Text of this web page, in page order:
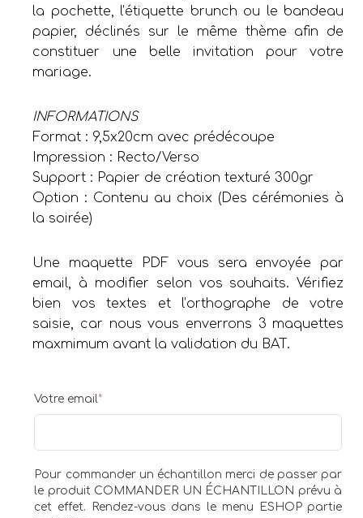
la pochette, l’étiquette brunch ou le bandeau
papier, déclinés sur le même thème afin de
constituer une belle invitation pour votre
mariage.
INFORMATIONS
Format : 9,5x20cm avec prédécoupe
Impression : Recto/Verso
Support : Papier de création texturé 300gr
Option : Contenu au choix (Des cérémonies à
la soirée)
Une maquette PDF vous sera envoyée par
email, à modifier selon vos souhaits. Vérifiez
bien vos textes et l’orthographe de votre
saisie, car nous vous enverrons 3 maquettes
maxmimum avant la validation du BAT.
Votre email*
Pour commander un échantillon merci de passer par
le produit COMMANDER UN ÉCHANTILLON prévu à
cet effet. Rendez-vous dans le menu ESHOP partie